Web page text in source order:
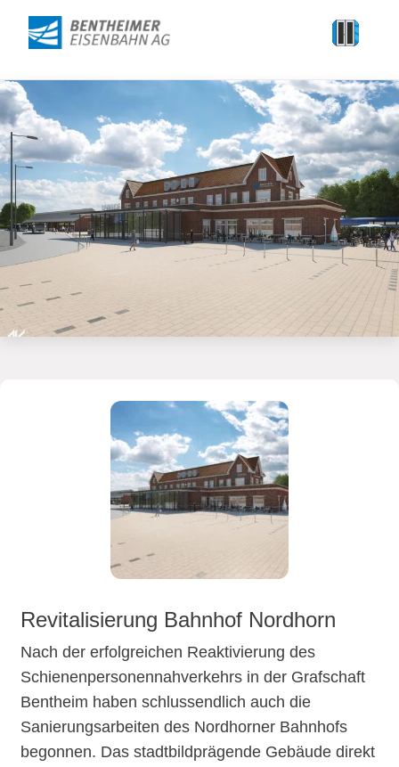
Revitalisierung Bahnhof Nordhorn
Nach der erfolgreichen Reaktivierung des
Schienenpersonennahverkehrs in der Grafschaft
Bentheim haben schlussendlich auch die
Sanierungsarbeiten des Nordhorner Bahnhofs
begonnen. Das stadtbildprägende Gebäude direkt